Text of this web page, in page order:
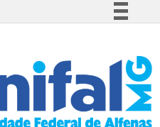
Participe
Acesso à informação
Legislação